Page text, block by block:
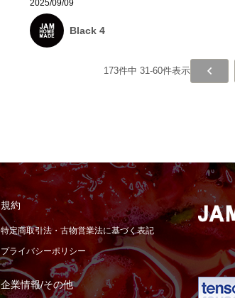
2025/09/09
Black 4
173件中 31 -60件表示
規約
特定商取引法・古物営業法に基づく表記
プライバシーポリシー
企業情報/その他